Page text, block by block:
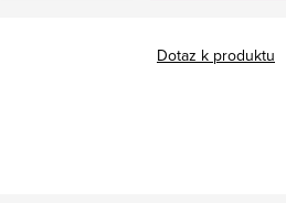
Dotaz k produktu